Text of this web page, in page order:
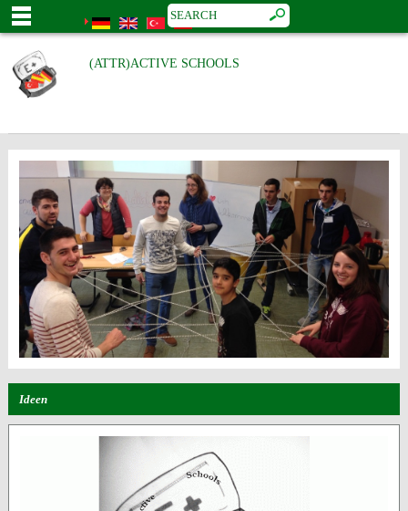
(ATTR)ACTIVE SCHOOLS
Ideen